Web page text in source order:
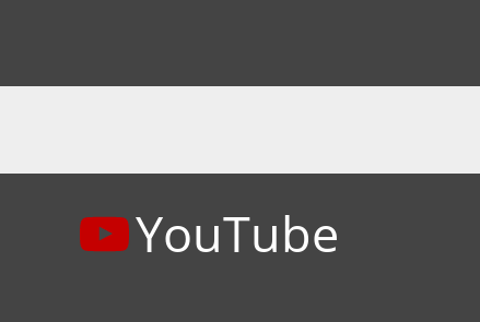
YouTube